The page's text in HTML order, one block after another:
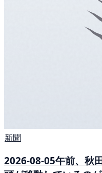
新聞
2026-08-05午前、秋